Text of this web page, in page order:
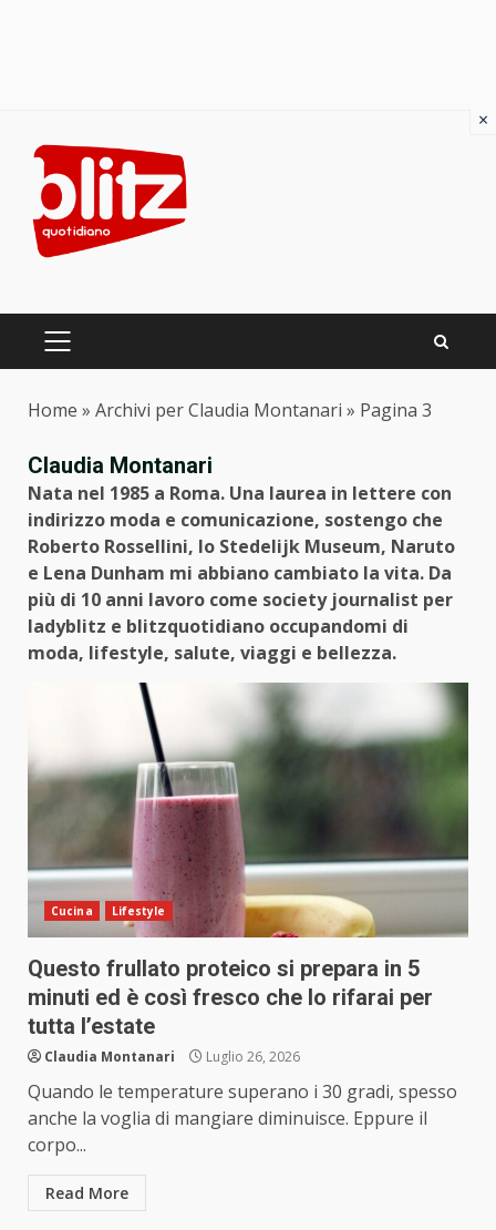
content
PRIMARY
Home » Archivi per Claudia Montanari » Pagina 3
Claudia Montanari
Nata nel 1985 a Roma. Una laurea in lettere con
indirizzo moda e comunicazione, sostengo che
Roberto Rossellini, lo Stedelijk Museum, Naruto
e Lena Dunham mi abbiano cambiato la vita. Da
più di 10 anni lavoro come society journalist per
ladyblitz e blitzquotidiano occupandomi di
moda, lifestyle, salute, viaggi e bellezza.
Cucina Lifestyle
Questo frullato proteico si prepara in 5
minuti ed è così fresco che lo rifarai per
tutta l’estate
Claudia Montanari Luglio 26, 2026
Quando le temperature superano i 30 gradi, spesso
anche la voglia di mangiare diminuisce. Eppure il
corpo...
Read More
×